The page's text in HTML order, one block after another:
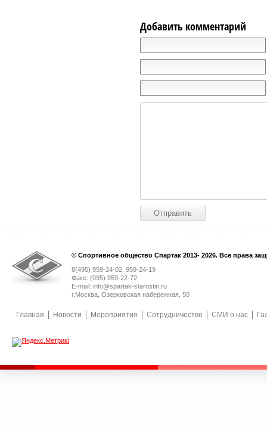
Добавить комментарий
© Спортивное общество Спартак 2013- 2026. Все права
8(495) 959-24-02, 959-24-19
Факс: (095) 959-22-72
E-mail: info@spartak-starostin.ru
г.Москва, Озерковская набережная, 50
Главная Новости Мероприятия Сотрудничество СМИ о нас